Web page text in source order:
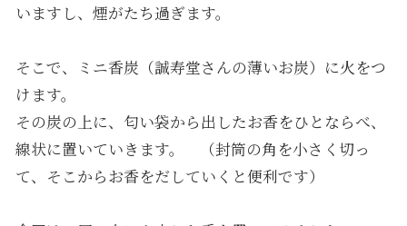
いますし、煙がたち過ぎます。
そこで、ミニ香炭（誠寿堂さんの薄いお炭）に火をつ
けます。
その炭の上に、匂い袋から出したお香をひとならべ、
線状に置いていきます。 （封筒の角を小さく切っ
て、そこからお香をだしていくと便利です）